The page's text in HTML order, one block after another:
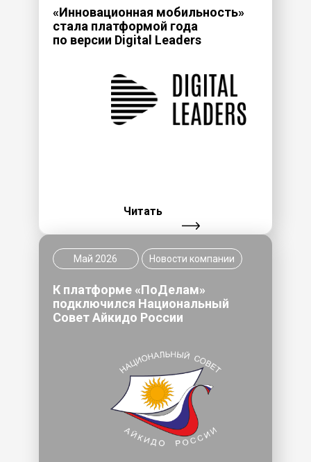
Читать
«Инновационная мобильность»
стала платформой года
по версии Digital Leaders
К платформе «ПоДелам»
подключился Национальный
Совет Айкидо России
Новости компании
Май 2026